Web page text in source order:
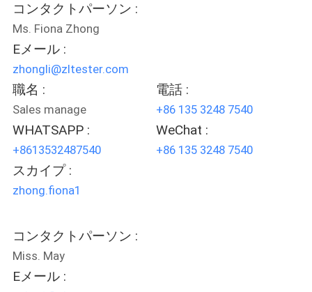
達
に
つ
い
て
工
場
旅
行
コンタクトパーソン :
Ms. Fiona Zhong
Eメール :
zhongli@zltester.com
職名 :
Sales manage
電話 :
+86 135 3248 7540
WHATSAPP :
+8613532487540
WeChat :
+86 135 3248 7540
スカイプ :
zhong.fiona1
コンタクトパーソン :
Miss. May
Eメール :